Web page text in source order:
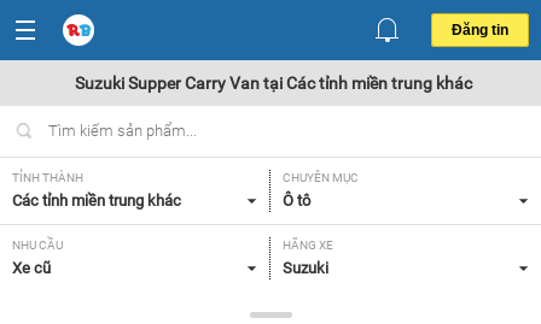
Đăng tin
Suzuki Supper Carry Van tại Các tỉnh miền trung khác
TỈNH THÀNH
Các tỉnh miền trung khác
CHUYÊN MỤC
Ô tô
NHU CẦU
Xe cũ
HÃNG XE
Suzuki
NĂM SẢN XUẤT